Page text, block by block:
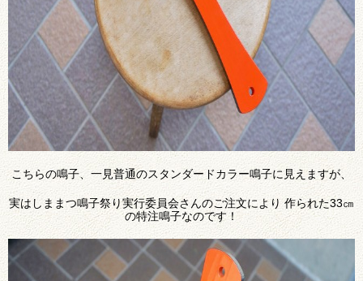
こちらの鳴子、一見普通のスタンダードカラー鳴子に見えますが、
実はしままつ鳴子祭り実行委員会さんのご注文により 作られた33㎝
の特注鳴子なのです！